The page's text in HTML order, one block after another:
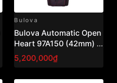
Bulova
Bulova Automatic Open
Heart 97A150 (42mm) –
Đồng hồ nam cơ hở tim,
phong cách cổ điển
5,200,000₫